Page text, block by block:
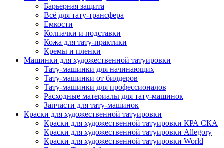
Барьерная защита
Всё для тату-трансфера
Емкости
Колпачки и подставки
Кожа для тату-практики
Кремы и пленки
Машинки для художественной татуировки
Тату-машинки для начинающих
Тату-машинки от билдеров
Тату-машинки для профессионалов
Расходные материалы для тату-машинок
Запчасти для тату-машинок
Краски для художественной татуировки
Краски для художественной татуировки КРА СКА
Краски для художественной татуировки Allegory
Краски для художественной татуировки World